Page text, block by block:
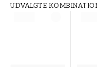
UDVALGTE